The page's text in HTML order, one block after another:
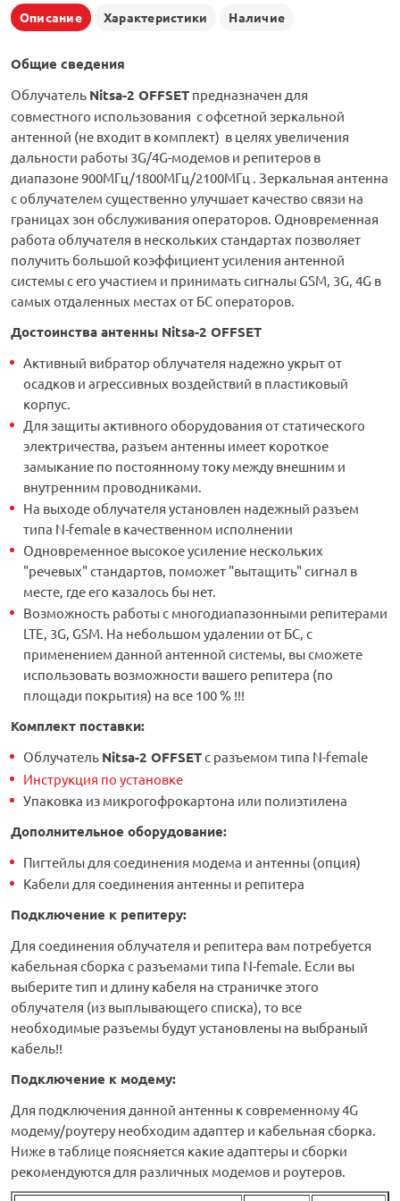
Описание Характеристики Наличие
Общие сведения
Облучатель Nitsa-2 OFFSET предназначен для
совместного использования с офсетной зеркальной
антенной (не входит в комплект) в целях увеличения
дальности работы 3G/4G-модемов и репитеров в
диапазоне 900МГц/1800МГц/2100МГц . Зеркальная антенна
с облучателем существенно улучшает качество связи на
границах зон обслуживания операторов. Одновременная
работа облучателя в нескольких стандартах позволяет
получить большой коэффициент усиления антенной
системы с его участием и принимать сигналы GSM, 3G, 4G в
самых отдаленных местах от БС операторов.
Достоинства антенны Nitsa-2 OFFSET
Активный вибратор облучателя надежно укрыт от
осадков и агрессивных воздействий в пластиковый
корпус.
Для защиты активного оборудования от статического
электричества, разъем антенны имеет короткое
замыкание по постоянному току между внешним и
внутренним проводниками.
На выходе облучателя установлен надежный разъем
типа N-female в качественном исполнении
Одновременное высокое усиление нескольких
"речевых" стандартов, поможет "вытащить" сигнал в
месте, где его казалось бы нет.
Возможность работы с многодиапазонными репитерами
LTE, 3G, GSM. На небольшом удалении от БС, с
применением данной антенной системы, вы сможете
использовать возможности вашего репитера (по
площади покрытия) на все 100 % !!!
Комплект поставки:
Облучатель Nitsa-2 OFFSETс разъемом типа N-female
Инструкция по установке
Упаковка из микрогофрокартона или полиэтилена
Дополнительное оборудование:
Пигтейлы для соединения модема и антенны (опция)
Кабели для соединения антенны и репитера
Подключение к репитеру:
Для соединения облучателя и репитера вам потребуется
кабельная сборка с разъемами типа N-female. Если вы
выберите тип и длину кабеля на страничке этого
облучателя (из выплывающего списка), то все
необходимые разъемы будут установлены на выбраный
кабель!!
Подключение к модему:
Для подключения данной антенны к современному 4G
модему/роутеру необходим адаптер и кабельная сборка.
Ниже в таблице поясняется какие адаптеры и сборки
рекомендуются для различных модемов и роутеров.